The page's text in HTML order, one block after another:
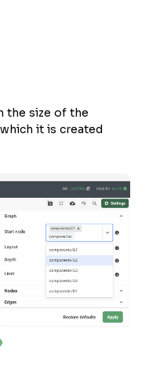
the size of the
it is created